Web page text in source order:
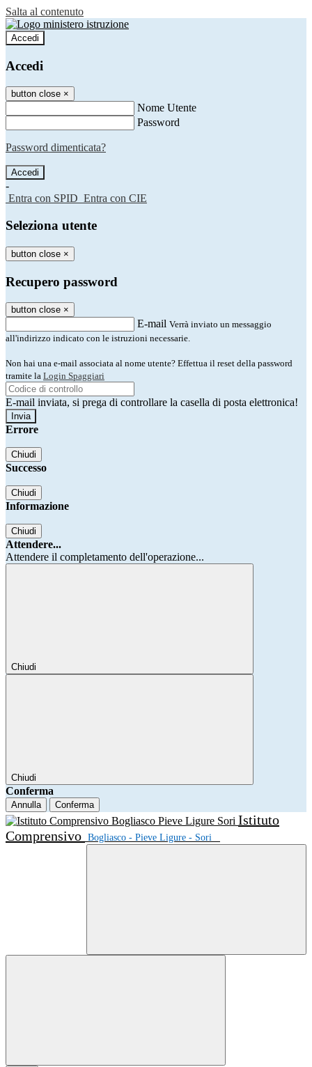
Salta al contenuto
Accedi
Accedi
button close ×
Nome Utente
Password
Password dimenticata?
-
Entra con SPID Entra con CIE
Seleziona utente
button close ×
Recupero password
button close ×
E-mail Verrà inviato un messaggio
all'indirizzo indicato con le istruzioni necessarie.
Non hai una e-mail associata al nome utente? Effettua il reset della password
tramite la Login Spaggiari
E-mail inviata, si prega di controllare la casella di posta elettronica!
Errore
Chiudi
Successo
Chiudi
Informazione
Chiudi
Attendere...
Attendere il completamento dell'operazione...
Chiudi
Chiudi
Conferma
Annulla Conferma
Istituto
Comprensivo Bogliasco - Pieve Ligure - Sori